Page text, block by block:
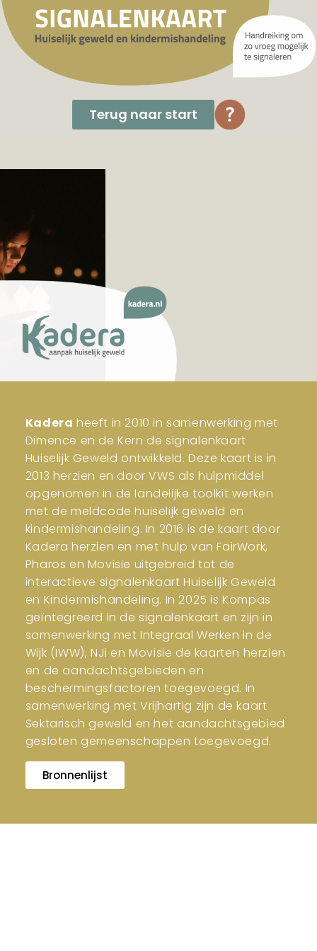
Terug naar start
Kadera heeft in 2010 in samenwerking met
Dimence en de Kern de signalenkaart
Huiselijk Geweld ontwikkeld. Deze kaart is in
2013 herzien en door VWS als hulpmiddel
opgenomen in de landelijke toolkit werken
met de meldcode huiselijk geweld en
kindermishandeling. In 2016 is de kaart door
Kadera herzien en met hulp van FairWork,
Pharos en Movisie uitgebreid tot de
interactieve signalenkaart Huiselijk Geweld
en Kindermishandeling. In 2025 is Kompas
geïntegreerd in de signalenkaart en zijn in
samenwerking met Integraal Werken in de
Wijk (IWW), NJi en Movisie de kaarten herzien
en de aandachtsgebieden en
beschermingsfactoren toegevoegd. In
samenwerking met Vrijhartig zijn de kaart
Sektarisch geweld en het aandachtsgebied
gesloten gemeenschappen toegevoegd.
Bronnenlijst